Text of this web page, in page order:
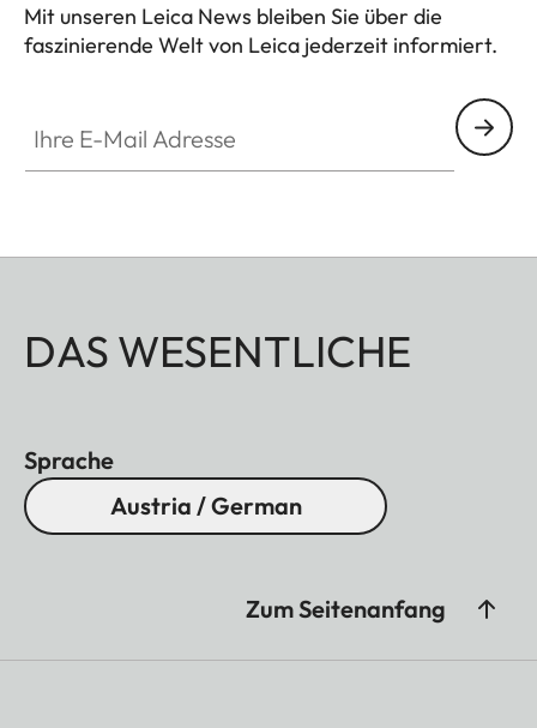
Mit unseren Leica News bleiben Sie über die
faszinierende Welt von Leica jederzeit informiert.
DAS WESENTLICHE
Sprache
Austria / German
Zum Seitenanfang